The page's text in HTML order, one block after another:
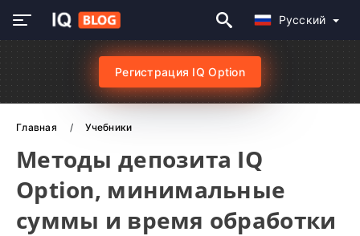
Русский
Регистрация IQ Option
Главная Учебники
Методы депозита IQ
Option, минимальные
суммы и время обработки